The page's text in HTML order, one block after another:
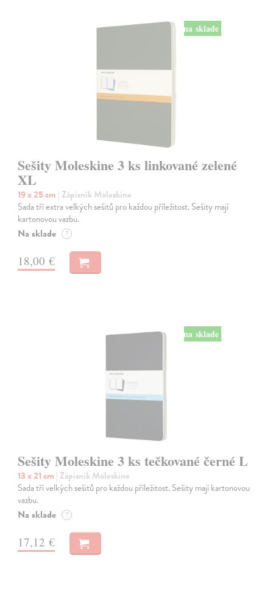
na sklade
Sešity Moleskine 3 ks linkované zelené
XL
19 x 25 cm | Zápisník Moleskine
Sada tří extra velkých sešitů pro každou příležitost. Sešity mají
kartonovou vazbu.
Na sklade ?
18,00 €
na sklade
Sešity Moleskine 3 ks tečkované černé L
13 x 21 cm | Zápisník Moleskine
Sada tří velkých sešitů pro každou příležitost. Sešity mají kartonovou
vazbu.
Na sklade ?
17,12 €